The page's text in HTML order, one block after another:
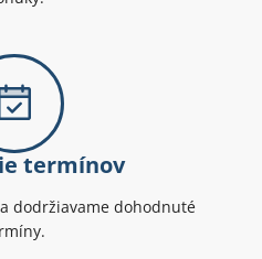
termínov
dodržiavame dohodnuté